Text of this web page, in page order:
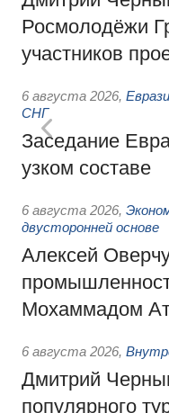
Росмолодёжи
участников
6 августа 2026,
СНГ
Заседание
узком составе
6 августа 2026,
двусторонней основе
Алексей
Мохаммадом
6 августа 2026,
Дмитрий
популярного